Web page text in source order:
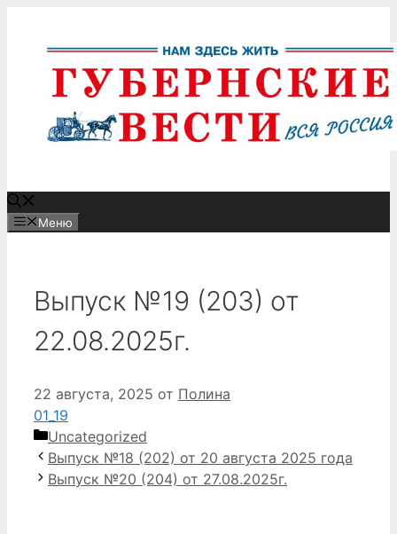
Меню
Выпуск №19 (203) от
22.08.2025г.
22 августа, 2025 от Полина
01_19
Рубрики
Uncategorized
Выпуск №18 (202) от 20 августа 2025 года
Выпуск №20 (204) от 27.08.2025г.